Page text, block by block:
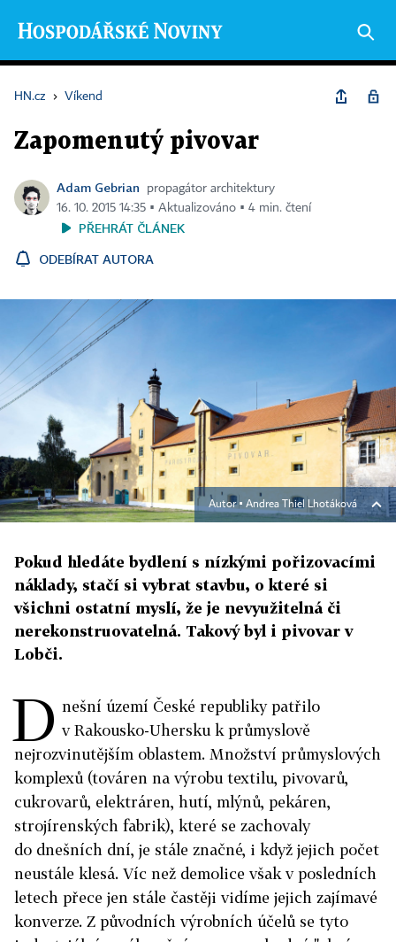
HN.cz › Víkend
Zapomenutý pivovar
Adam Gebrian
propagátor architektury
16. 10. 2015 14:35 ▪ Aktualizováno ▪ 4 min. čtení
PŘEHRÁT ČLÁNEK
ODEBÍRAT AUTORA
Autor ▪ Andrea Thiel Lhotáková
Pokud hledáte bydlení s nízkými pořizovacími
náklady, stačí si vybrat stavbu, o které si
všichni ostatní myslí, že je nevyužitelná či
nerekonstruovatelná. Takový byl i pivovar v
Lobči.
D nešní území České republiky patřilo
v Rakousko-Uhersku k průmyslově
nejrozvinutějším oblastem. Množství průmyslových
komplexů (továren na výrobu textilu, pivovarů,
cukrovarů, elektráren, hutí, mlýnů, pekáren,
strojírenských fabrik), které se zachovaly
do dnešních dní, je stále značné, i když jejich počet
neustále klesá. Víc než demolice však v posledních
letech přece jen stále častěji vidíme jejich zajímavé
konverze. Z původních výrobních účelů se tyto